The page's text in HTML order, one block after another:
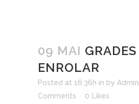
09 MAI GRADES
ENROLAR
Posted at 16:36h in by
Comments
0
Likes